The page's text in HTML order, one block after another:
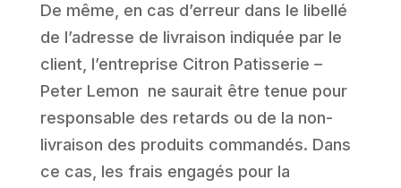
De même, en cas d’erreur dans le libellé
de l’adresse de livraison indiquée par le
client, l’entreprise Citron Patisserie –
Peter Lemon ne saurait être tenue pour
responsable des retards ou de la non-
livraison des produits commandés. Dans
ce cas, les frais engagés pour la